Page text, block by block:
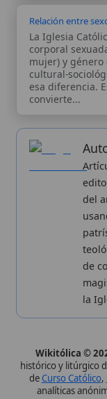
de
la
Wikitólica © 2026
histórico y litúrgico de
deCurso Católico,
analíticas
Valencia, España.
Sobre
Proceso
Datos
Aviso
Política de
Únete